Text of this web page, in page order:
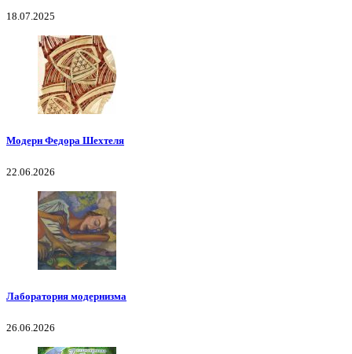
18.07.2025
Модерн Федора Шехтеля
22.06.2026
Лаборатория модернизма
26.06.2026